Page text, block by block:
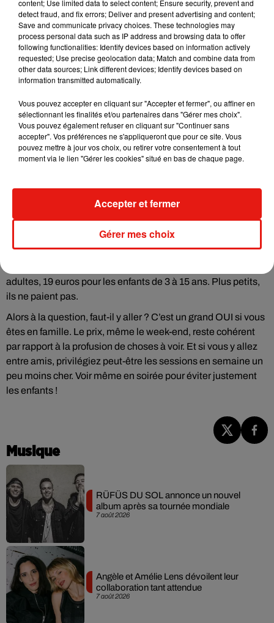
exposition est véritablement faite pour eux. Comme il y a pas
mal d’anecdotes intéressantes à lire sur les tournages des
films, je dirais même, si vous avez des enfants à partir de 6-7
ans.
La plupart des expériences interactives vont véritablement
adultes, ça peut vous paraître un poil enfantin.
Pour les accros aux réseaux sociaux, et en particulier à
Instagram, vous pourrez faire de très, TRÈS nombreuses
photos en situation. La chambre d’Harry Potter sous
recréée pour vous permettre de vous asseoir et vous prendre
Enfin concernant le tarif d’entrée, sachez déjà que les prix ne
sont pas les mêmes selon les jours. En semaine, comptez 15
euros pour les enfants de 3 à 15 ans, 19 ans pour les adultes.
adultes, 19 euros pour les enfants de 3 à 15 ans. Plus petits,
ils ne paient pas.
Alors à la question, faut-il y aller ? C’est un grand OUI si vous
êtes en famille. Le prix, même le week-end, reste cohérent
par rapport à la profusion de choses à voir. Et si vous y allez
entre amis, privilégiez peut-être les sessions en semaine un
peu moins cher. Voir même en soirée pour éviter justement
les enfants !
Musique
7 août 2026
RÜFÜS DU SOL annonce un nouvel
album après sa tournée mondiale
7 août 2026
Angèle et Amélie Lens dévoilent leur
collaboration tant attendue
content; Use limited data to select content; Ensure security, prevent and
detect fraud, and fix errors; Deliver and present advertising and content;
Save and communicate privacy choices. These technologies may
process personal data such as IP address and browsing data to offer
following functionalities: Identify devices based on information actively
requested; Use precise geolocation data; Match and combine data from
other data sources; Link different devices; Identify devices based on
information transmitted automatically.
Vous pouvez accepter en cliquant sur "Accepter et fermer", ou affiner en
sélectionnant les finalités et/ou partenaires dans "Gérer mes choix".
Vous pouvez également refuser en cliquant sur "Continuer sans
accepter". Vos préférences ne s'appliqueront que pour ce site. Vous
pouvez mettre à jour vos choix, ou retirer votre consentement à tout
moment via le lien "Gérer les cookies" situé en bas de chaque page.
Gérer mes choix
Accepter et fermer